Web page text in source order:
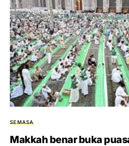
SEMASA
Makkah benar buka